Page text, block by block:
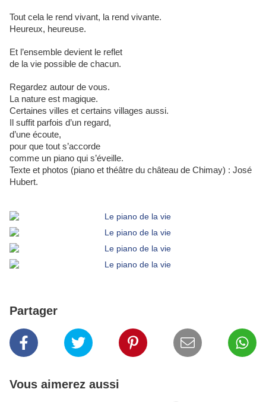
Tout cela le rend vivant, la rend vivante.
Heureux, heureuse.
Et l’ensemble devient le reflet
de la vie possible de chacun.
Regardez autour de vous.
La nature est magique.
Certaines villes et certains villages aussi.
Il suffit parfois d’un regard,
d’une écoute,
pour que tout s’accorde
comme un piano qui s’éveille.
Texte et photos (piano et théâtre du château de Chimay) : José
Hubert.
Partager
Vous aimerez aussi